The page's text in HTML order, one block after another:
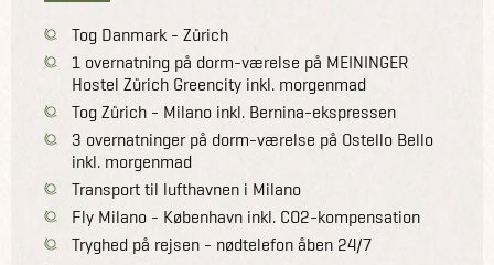
Tog Danmark - Zürich
1 overnatning på dorm-værelse på MEININGER
Hostel Zürich Greencity inkl. morgenmad
Tog Zürich - Milano inkl. Bernina-ekspressen
3 overnatninger på dorm-værelse på Ostello Bello
inkl. morgenmad
Transport til lufthavnen i Milano
Fly Milano - København inkl. CO2-kompensation
Tryghed på rejsen - nødtelefon åben 24/7